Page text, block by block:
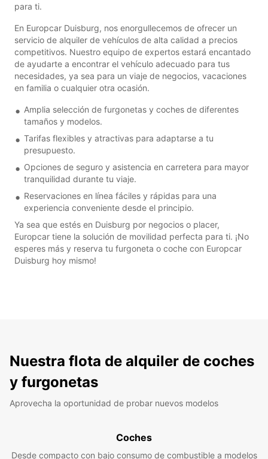
para ti.
En Europcar Duisburg, nos enorgullecemos de ofrecer un
servicio de alquiler de vehículos de alta calidad a precios
competitivos. Nuestro equipo de expertos estará encantado
de ayudarte a encontrar el vehículo adecuado para tus
necesidades, ya sea para un viaje de negocios, vacaciones
en familia o cualquier otra ocasión.
Amplia selección de furgonetas y coches de diferentes
tamaños y modelos.
Tarifas flexibles y atractivas para adaptarse a tu
presupuesto.
Opciones de seguro y asistencia en carretera para mayor
tranquilidad durante tu viaje.
Reservaciones en línea fáciles y rápidas para una
experiencia conveniente desde el principio.
Ya sea que estés en Duisburg por negocios o placer,
Europcar tiene la solución de movilidad perfecta para ti. ¡No
esperes más y reserva tu furgoneta o coche con Europcar
Duisburg hoy mismo!
Nuestra flota de alquiler de coches
y furgonetas
Aprovecha la oportunidad de probar nuevos modelos
Coches
Desde compacto con bajo consumo de combustible a modelos